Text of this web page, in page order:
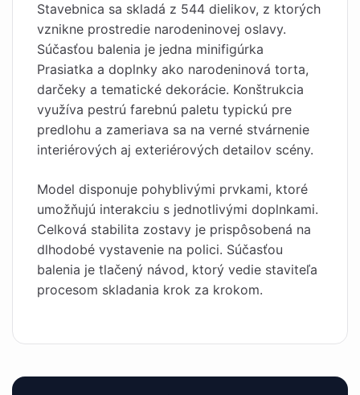
Stavebnica sa skladá z 544 dielikov, z ktorých
vznikne prostredie narodeninovej oslavy.
Súčasťou balenia je jedna minifigúrka
Prasiatka a doplnky ako narodeninová torta,
darčeky a tematické dekorácie. Konštrukcia
využíva pestrú farebnú paletu typickú pre
predlohu a zameriava sa na verné stvárnenie
interiérových aj exteriérových detailov scény.
Model disponuje pohyblivými prvkami, ktoré
umožňujú interakciu s jednotlivými doplnkami.
Celková stabilita zostavy je prispôsobená na
dlhodobé vystavenie na polici. Súčasťou
balenia je tlačený návod, ktorý vedie staviteľa
procesom skladania krok za krokom.